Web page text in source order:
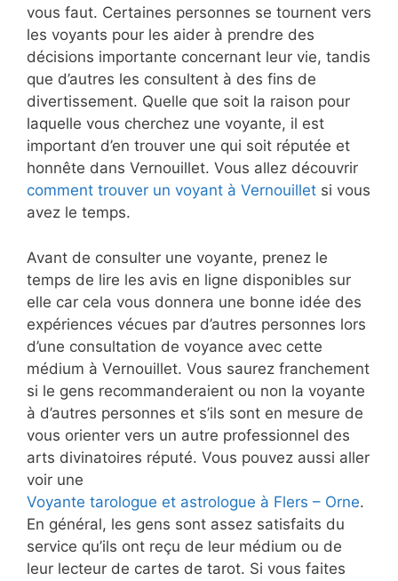
vous faut. Certaines personnes se tournent vers
les voyants pour les aider à prendre des
décisions importante concernant leur vie, tandis
que d’autres les consultent à des fins de
divertissement. Quelle que soit la raison pour
laquelle vous cherchez une voyante, il est
important d’en trouver une qui soit réputée et
honnête dans Vernouillet. Vous allez découvrir
comment trouver un voyant à Vernouillet si vous
avez le temps.
Avant de consulter une voyante, prenez le
temps de lire les avis en ligne disponibles sur
elle car cela vous donnera une bonne idée des
expériences vécues par d’autres personnes lors
d’une consultation de voyance avec cette
médium à Vernouillet. Vous saurez franchement
si le gens recommanderaient ou non la voyante
à d’autres personnes et s’ils sont en mesure de
vous orienter vers un autre professionnel des
arts divinatoires réputé. Vous pouvez aussi aller
voir une
Voyante tarologue et astrologue à Flers – Orne.
En général, les gens sont assez satisfaits du
service qu’ils ont reçu de leur médium ou de
leur lecteur de cartes de tarot. Si vous faites